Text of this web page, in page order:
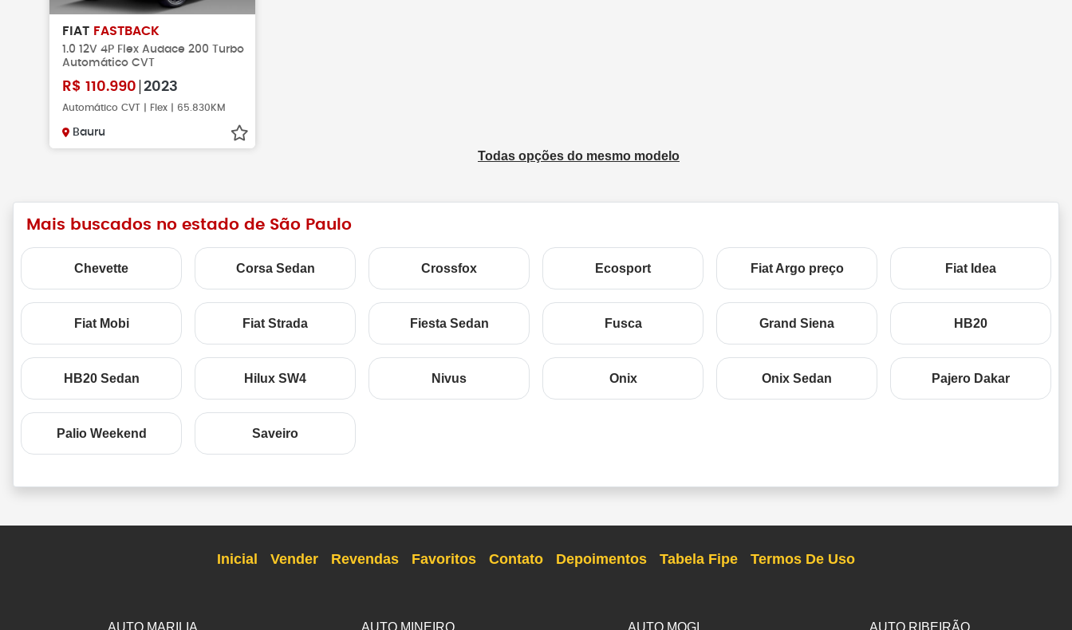
FIAT FASTBACK
1.0 12V 4P Flex Audace 200 Turbo
Automático CVT
R$ 110.990 2023
Automático CVT | Flex | 65.830KM
Bauru
Todas opções do mesmo modelo
Mais buscados no estado de São Paulo
Chevette Corsa Sedan Crossfox Ecosport Fiat Argo preço Fiat Idea
Fiat Mobi Fiat Strada Fiesta Sedan Fusca Grand Siena HB20
HB20 Sedan Hilux SW4 Nivus Onix Onix Sedan Pajero Dakar
Palio Weekend Saveiro
Inicial Vender Revendas Favoritos Contato Depoimentos Tabela Fipe Termos De Uso
AUTO MARILIA AUTO MINEIRO AUTO MOGI AUTO RIBEIRÃO